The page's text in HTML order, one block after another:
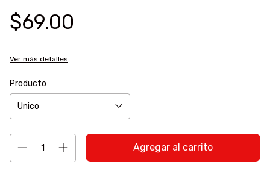
$69.00
Ver más detalles
Producto